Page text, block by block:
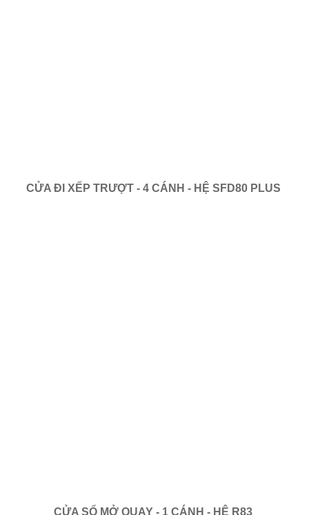
CỬA ĐI XẾP TRƯỢT - 4 CÁNH - HỆ SFD80 PLUS
CỬA SỔ MỞ QUAY - 1 CÁNH - HỆ R83